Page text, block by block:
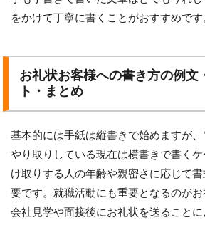
をかけて丁寧に書くことがおすすめです
お礼状お客様への書き方の例文
ト・まとめ
基本的には手紙は縦書きで始めますが
やり取りしている現在は横書きで書く
け取りする人の年齢や親密さに応じて
要です。就職活動にも重要となるのが
会社見学や面接後にお礼状を送ること